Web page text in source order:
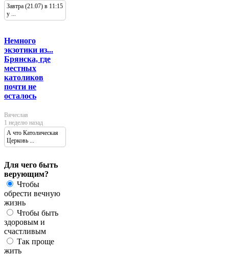
Завтра (21.07) в 11:15
у ...
Немного
экзотики из...
Брянска, где
местных
католиков
почти не
осталось
Вячеслав
1 неделю назад
А что Католическая
Церковь ...
Для чего быть
верующим?
Чтобы
обрести вечную
жизнь
Чтобы быть
здоровым и
счастливым
Так проще
жить